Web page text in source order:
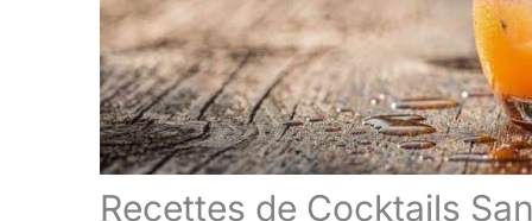
Recettes de Cocktails